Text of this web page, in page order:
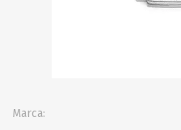
Marca: